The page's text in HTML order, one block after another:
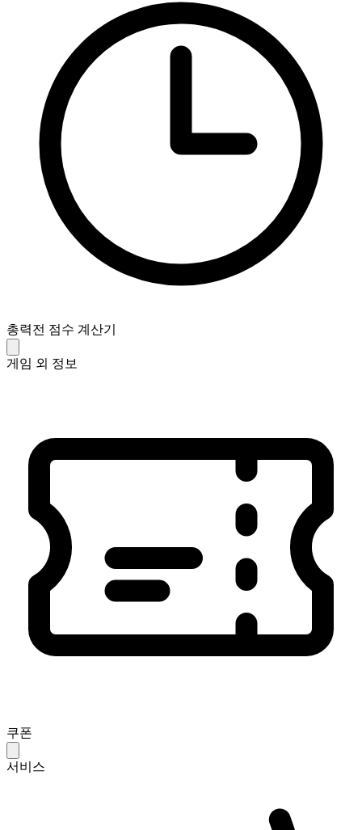
총력전 점수 계산기
게임 외 정보
쿠폰
서비스